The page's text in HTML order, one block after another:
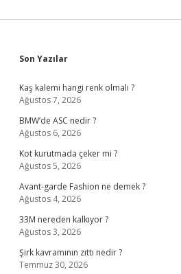
Sidebar
Son Yazılar
Kaş kalemi hangi renk olmalı ?
Ağustos 7, 2026
BMW’de ASC nedir ?
Ağustos 6, 2026
Kot kurutmada çeker mi ?
Ağustos 5, 2026
Avant-garde Fashion ne demek ?
Ağustos 4, 2026
33M nereden kalkıyor ?
Ağustos 3, 2026
Şirk kavramının zıttı nedir ?
Temmuz 30, 2026